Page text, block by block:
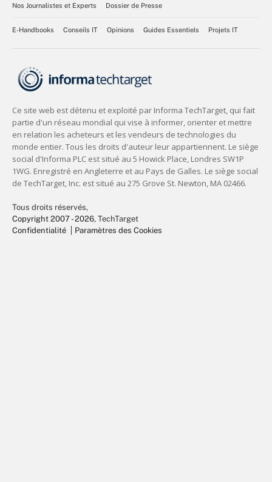
Nos Journalistes et Experts
Dossier de Presse
E-Handbooks Conseils IT Opinions Guides Essentiels Projets IT
Tous droits réservés,
Copyright 2007 - 2026, TechTarget
Confidentialité
Paramètres des Cookies